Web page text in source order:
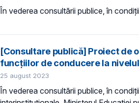
În vederea consultării publice, în
[Consultare publică] Proiect de
funcţiilor de conducere la
25 august 2023
În vederea consultării publice, în